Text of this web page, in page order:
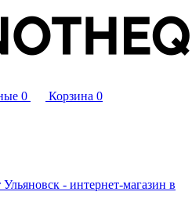
0 Корзина 0
- интернет-магазин в